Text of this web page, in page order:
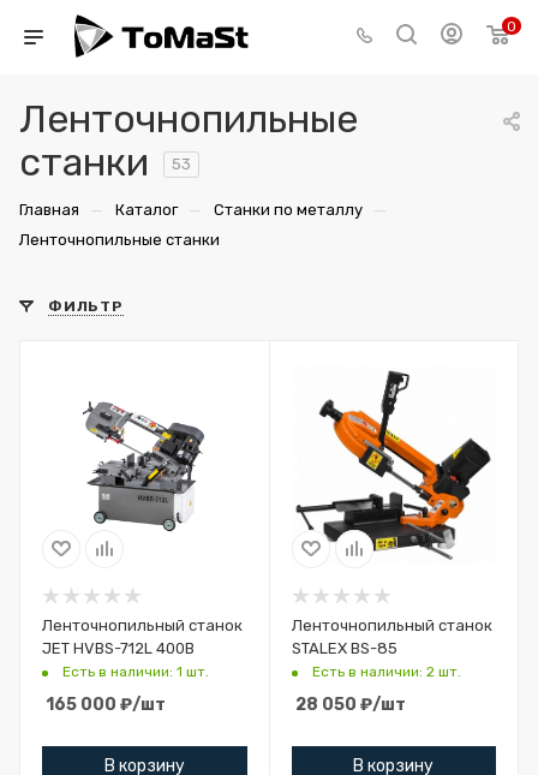
0
Ленточнопильные
станки
53
Главная — Каталог — Станки по металлу —
Ленточнопильные станки
ФИЛЬТР
Ленточнопильный станок
JET HVBS-712L 400В
Есть в наличии: 1 шт.
165 000 ₽/шт
В корзину
Ленточнопильный станок
STALEX BS-85
Есть в наличии: 2 шт.
28 050 ₽/шт
В корзину